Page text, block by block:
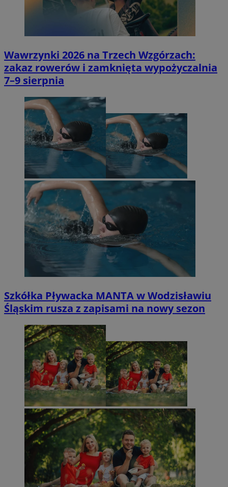
Wawrzynki 2026 na Trzech Wzgórzach:
zakaz rowerów i zamknięta wypożyczalnia
7–9 sierpnia
Szkółka Pływacka MANTA w Wodzisławiu
Śląskim rusza z zapisami na nowy sezon